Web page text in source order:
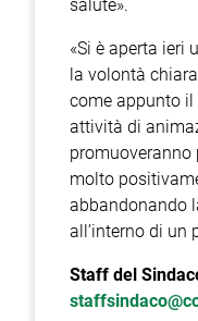
salute».
«Si è aperta ieri
la volontà
come appunto il
attività di
molto
abbandonando
all’interno di un
Staff del